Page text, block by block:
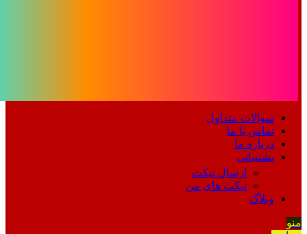
سوالات متداول
تماس با ما
درباره ما
پشتیبانی
ارسال تیکت
تیکت های من
وبلاگ
منو